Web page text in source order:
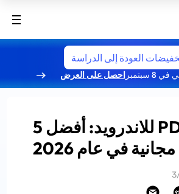
العودة إلى الدراسة
سبتمبر احصل على العرض
قارئ PDF للاندرويد: أفضل 5
في عام 2026